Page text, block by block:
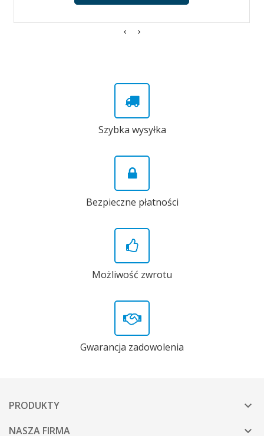
Szybka wysyłka
Bezpieczne płatności
Możliwość zwrotu
Gwarancja zadowolenia
PRODUKTY 
NASZA FIRMA 